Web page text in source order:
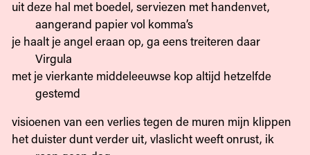
uit deze hal met boedel, serviezen met handenvet,
aangerand papier vol komma’s
je haalt je angel eraan op, ga eens treiteren daar
Virgula
met je vierkante middeleeuwse kop altijd hetzelfde
gestemd
visioenen van een verlies tegen de muren mijn klippen
het duister dunt verder uit, vlaslicht weeft onrust, ik